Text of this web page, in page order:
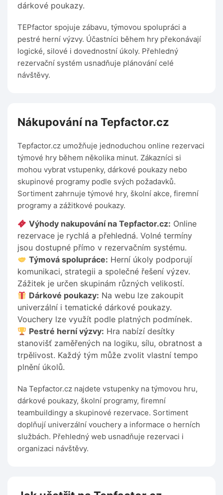
dárkové poukazy.
TEPfactor spojuje zábavu, týmovou spolupráci a
pestré herní výzvy. Účastníci během hry překonávají
logické, silové i dovednostní úkoly. Přehledný
rezervační systém usnadňuje plánování celé
návštěvy.
Nákupování na Tepfactor.cz
Tepfactor.cz umožňuje jednoduchou online rezervaci
týmové hry během několika minut. Zákazníci si
mohou vybrat vstupenky, dárkové poukazy nebo
skupinové programy podle svých požadavků.
Sortiment zahrnuje týmové hry, školní akce, firemní
programy a zážitkové poukazy.
Výhody nakupování na Tepfactor.cz: Online
rezervace je rychlá a přehledná. Volné termíny
jsou dostupné přímo v rezervačním systému.
Týmová spolupráce: Herní úkoly podporují
komunikaci, strategii a společné řešení výzev.
Zážitek je určen skupinám různých velikostí.
Dárkové poukazy: Na webu lze zakoupit
univerzální i tematické dárkové poukazy.
Vouchery lze využít podle platných podmínek.
Pestré herní výzvy: Hra nabízí desítky
stanovišť zaměřených na logiku, sílu, obratnost a
trpělivost. Každý tým může zvolit vlastní tempo
plnění úkolů.
Na Tepfactor.cz najdete vstupenky na týmovou hru,
dárkové poukazy, školní programy, firemní
teambuildingy a skupinové rezervace. Sortiment
doplňují univerzální vouchery a informace o herních
službách. Přehledný web usnadňuje rezervaci i
organizaci návštěvy.